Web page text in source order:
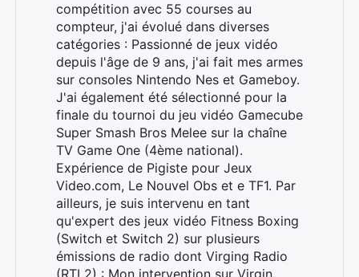
compétition avec 55 courses au
compteur, j'ai évolué dans diverses
catégories : Passionné de jeux vidéo
depuis l'âge de 9 ans, j'ai fait mes armes
sur consoles Nintendo Nes et Gameboy.
J'ai également été sélectionné pour la
finale du tournoi du jeu vidéo Gamecube
Super Smash Bros Melee sur la chaîne
TV Game One (4ème national).
Expérience de Pigiste pour Jeux
Video.com, Le Nouvel Obs et e TF1. Par
ailleurs, je suis intervenu en tant
qu'expert des jeux vidéo Fitness Boxing
(Switch et Switch 2) sur plusieurs
émissions de radio dont Virging Radio
(RTL2) : Mon intervention sur Virgin